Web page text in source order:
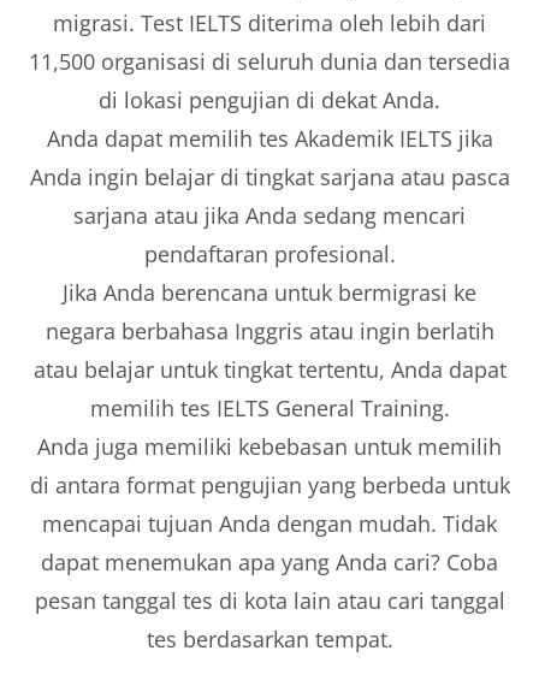
migrasi. Test IELTS diterima oleh lebih dari
11,500 organisasi di seluruh dunia dan tersedia
di lokasi pengujian di dekat Anda.
Anda dapat memilih tes Akademik IELTS jika
Anda ingin belajar di tingkat sarjana atau pasca
sarjana atau jika Anda sedang mencari
pendaftaran profesional.
Jika Anda berencana untuk bermigrasi ke
negara berbahasa Inggris atau ingin berlatih
atau belajar untuk tingkat tertentu, Anda dapat
memilih tes IELTS General Training.
Anda juga memiliki kebebasan untuk memilih
di antara format pengujian yang berbeda untuk
mencapai tujuan Anda dengan mudah. Tidak
dapat menemukan apa yang Anda cari? Coba
pesan tanggal tes di kota lain atau cari tanggal
tes berdasarkan tempat.